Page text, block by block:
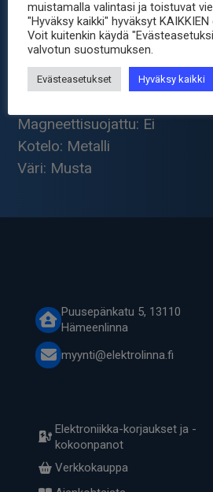
Tuloja: 1
Lähtöjä: 2
Liitännät: Klipsi-liitin
Äänentasonsäätö: Ei
Magneettisuojattu: Ei
Kotelo: Metalli
Väri: Musta
Puusepänkatu 5, 13110
Hämeenlinna
myynti@elektrolinna.fi
Elektroniikka-korjaukset ja -
kokoonpanot
Verkkokauppa
muistamalla valintasi ja toistuvat
"Hyväksy kaikki" hyväksyt
Voit kuitenkin käydä
valvotun suostumuksen.
Evästeasetukset Hyväksy kaikki